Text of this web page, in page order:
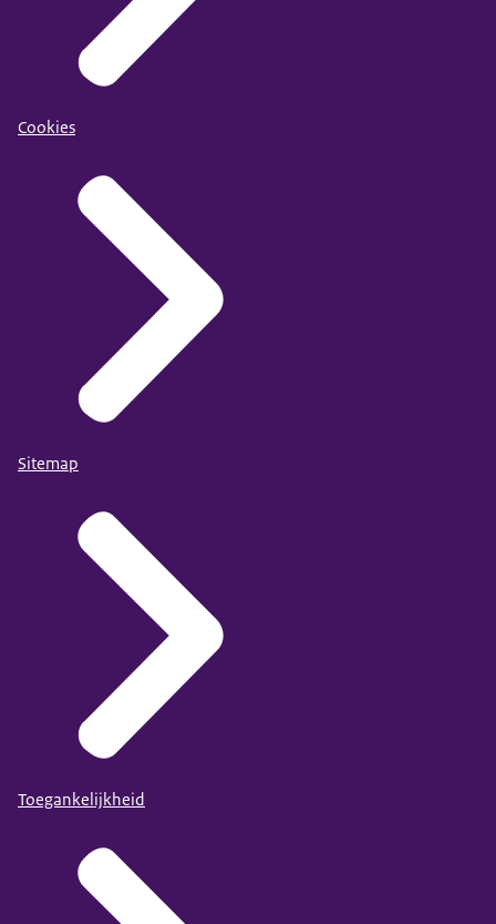
Cookies
Sitemap
Toegankelijkheid